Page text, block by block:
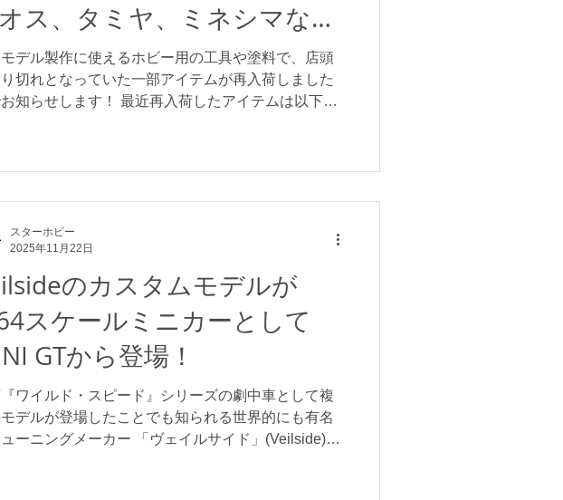
立ててみましたが、車種のラインアップが多く選べ
、 パーツをパチッとはめ込むだけの「スナップフィ
」方式 (イメージとしてはHGガンプラよりも簡単)
1時間程度で組み立てることが出来て、さらに成型色
で色が付けられているので、
ス、タミヤ、ミネシマな
デル製作に使えるホビー用の工具や塗料で、店頭
切れとなっていた一部アイテムが再入荷しました
知らせします！ 最近再入荷したアイテムは以下の
タミヤセメント(接着剤)、モデリングブラシHFスタ
ドセット、モデリングブラシHGII 面相筆 極細、モ
リーニングブラシ静電気防止タイプ、タミヤコン
ンド 仕上げ目、マスキングテープ2mmなど。 ・クレ
プレミアムトップコート(つや消し、光沢)、水性プレ
消し)、Mr.レベリングうすめ液(特大)、Mr.ツールクリ
ております。 ガイアのEVOブラックなど、一部、
すぐに数点売れてしまったものもや
のカスタムモデルが
スケールミニカーとして
GTから登場！
ワイルド・スピード』シリーズの劇中車として複
デルが登場したことでも知られる世界的にも有名
ーニングメーカー 「ヴェイルサイド」(Veilside)の
スターホビー
2025年11月22日